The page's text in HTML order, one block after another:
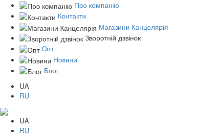
Про компанію
Контакти
Магазини Канцелярія
Зворотній дзвінок
Опт
Новини
Блог
UA
RU
UA
RU